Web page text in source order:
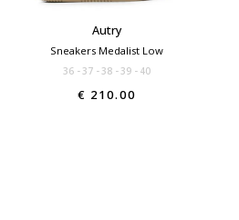
Autry
Sneakers Medalist Low
36 37 38 39 40
€ 210.00